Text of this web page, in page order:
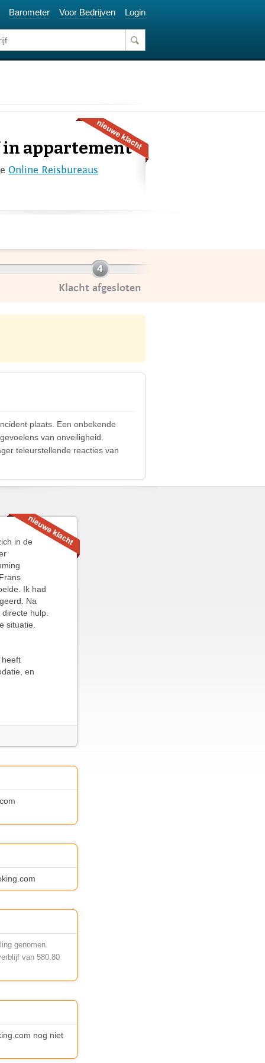
Barometer Voor Bedrijven Login
appartement
Online Reisbureaus
Klacht afgesloten
plaats. Een onbekende
van onveiligheid.
teleurstellende reacties van
in de
Ik had
Na
hulp.
situatie.
heeft
en
genomen.
van 580.80
nog niet